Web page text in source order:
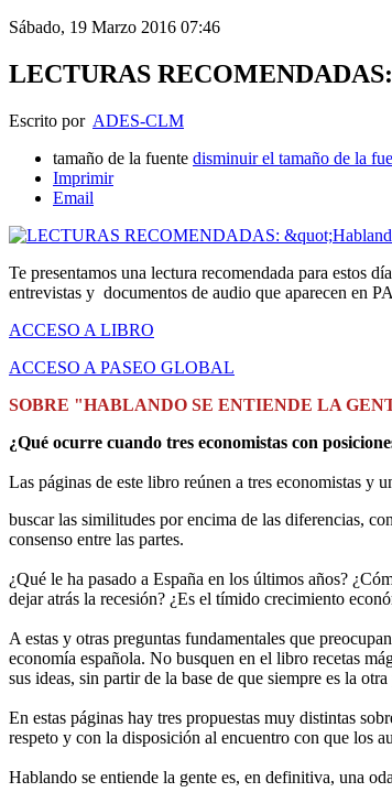
Sábado, 19 Marzo 2016 07:46
LECTURAS
Escrito por ADES-CLM
tamaño de la fuente disminuir el tamaño de la
Imprimir
Email
Te presentamos una lectura recomendada para estos
entrevistas y documentos de audio que aparecen en
ACCESO A LIBRO
ACCESO A PASEO GLOBAL
SOBRE "HABLANDO SE ENTIENDE LA
¿Qué ocurre cuando tres economistas con
Las páginas de este libro reúnen a tres economistas y
buscar las similitudes por encima de las diferencias,
consenso entre las partes.
¿Qué le ha pasado a España en los últimos años?
dejar atrás la recesión? ¿Es el tímido crecimiento
A estas y otras preguntas fundamentales que
economía española. No busquen en el libro recetas
sus ideas, sin partir de la base de que siempre es la
En estas páginas hay tres propuestas muy distintas
respeto y con la disposición al encuentro con que los
Hablando se entiende la gente es, en definitiva, una